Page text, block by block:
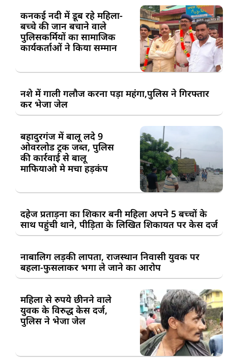
कनकई नदी में डूब रहे महिला-
बच्चे की जान बचाने वाले
पुलिसकर्मियों का सामाजिक
कार्यकर्ताओं ने किया सम्मान
नशे में गाली गलौज करना पड़ा महंगा,पुलिस ने गिरफ्तार
कर भेजा जेल
बहादुरगंज में बालू लदे 9
ओवरलोड ट्रक जब्त, पुलिस
की कार्रवाई से बालू
माफियाओ मे मचा हड़कंप
दहेज प्रताड़ना का शिकार बनी महिला अपने 5 बच्चों के
साथ पहुंची थाने, पीड़िता के लिखित शिकायत पर केस दर्ज
नाबालिग लड़की लापता, राजस्थान निवासी युवक पर
बहला-फुसलाकर भगा ले जाने का आरोप
महिला से रुपये छीनने वाले
युवक के विरुद्ध केस दर्ज,
पुलिस ने भेजा जेल